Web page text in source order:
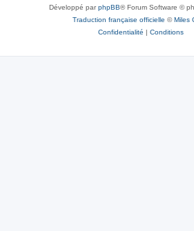
Développé parphpBB® Forum Software ©
Traduction française officielle ©Miles
Confidentialité | Conditions